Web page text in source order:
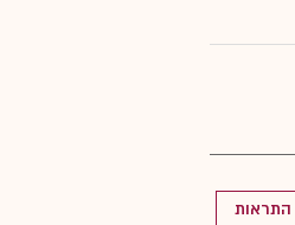
התראות